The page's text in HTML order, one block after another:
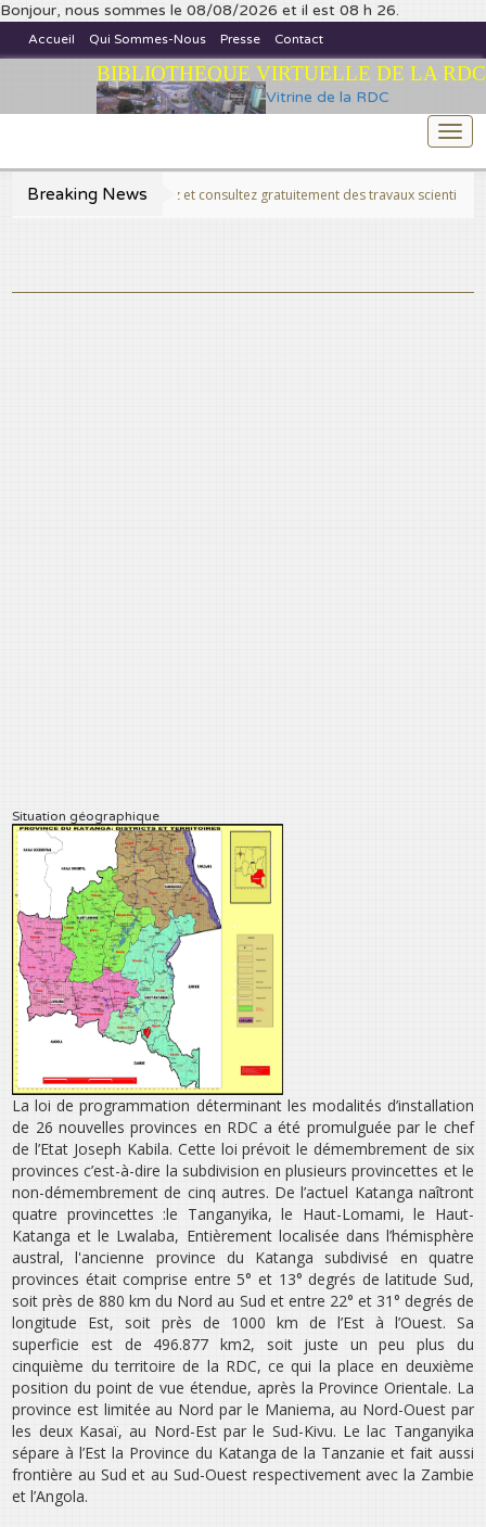
Bonjour, nous sommes le 08/08/2026 et il est 08 h 26.
Accueil Qui Sommes-Nous Presse Contact
Vitrine de la RDC
BIBLIOTHEQUE VIRTUELLE DE LA RDC
Breaking News
>>Publiez et consultez gratuitement des travaux scientifiques fins
Situation géographique
La loi de programmation déterminant les modalités d’installation
de 26 nouvelles provinces en RDC a été promulguée par le chef
de l’Etat Joseph Kabila. Cette loi prévoit le démembrement de six
provinces c’est-à-dire la subdivision en plusieurs provincettes et le
non-démembrement de cinq autres. De l’actuel Katanga naîtront
quatre provincettes :le Tanganyika, le Haut-Lomami, le Haut-
Katanga et le Lwalaba, Entièrement localisée dans l’hémisphère
austral, l'ancienne province du Katanga subdivisé en quatre
provinces était comprise entre 5° et 13° degrés de latitude Sud,
soit près de 880 km du Nord au Sud et entre 22° et 31° degrés de
longitude Est, soit près de 1000 km de l’Est à l’Ouest. Sa
superficie est de 496.877 km2, soit juste un peu plus du
cinquième du territoire de la RDC, ce qui la place en deuxième
position du point de vue étendue, après la Province Orientale. La
province est limitée au Nord par le Maniema, au Nord-Ouest par
les deux Kasaï, au Nord-Est par le Sud-Kivu. Le lac Tanganyika
sépare à l’Est la Province du Katanga de la Tanzanie et fait aussi
frontière au Sud et au Sud-Ouest respectivement avec la Zambie
et l’Angola.